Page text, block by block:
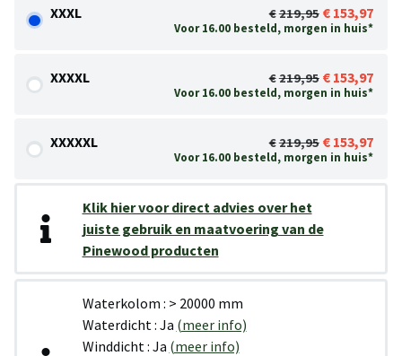
XXXL 219,95 153,97
Voor 16.00 besteld, morgen in huis*
XXXXL 219,95 153,97
Voor 16.00 besteld, morgen in huis*
XXXXXL 219,95 153,97
Voor 16.00 besteld, morgen in huis*
Klik hier voor direct advies over het
juiste gebruik en maatvoering van de
Pinewood producten
Waterkolom : > 20000 mm
Waterdicht : Ja (meer info)
Winddicht : Ja (meer info)